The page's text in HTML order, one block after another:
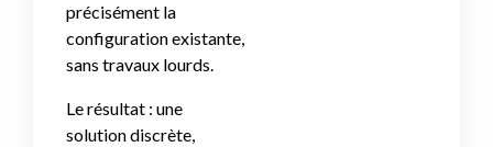
précisément la
configuration existante,
sans travaux lourds.
Le résultat : une
solution discrète,